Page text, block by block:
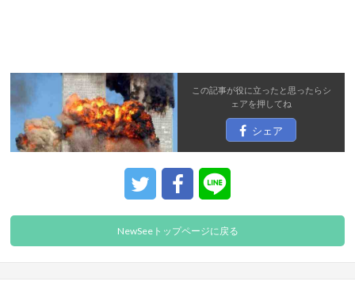
この記事が役に立ったと思ったらシ
ェアを押してね
シェア
NewSeeトップページに戻る